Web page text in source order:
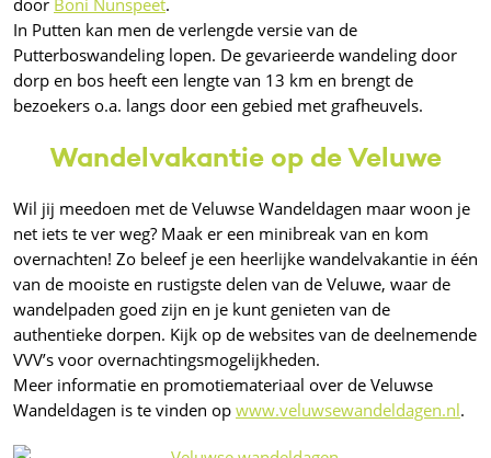
door Boni Nunspeet.
In Putten kan men de verlengde versie van de
Putterboswandeling lopen. De gevarieerde wandeling door
dorp en bos heeft een lengte van 13 km en brengt de
bezoekers o.a. langs door een gebied met grafheuvels.
Wandelvakantie op de Veluwe
Wil jij meedoen met de Veluwse Wandeldagen maar woon je
net iets te ver weg? Maak er een minibreak van en kom
overnachten! Zo beleef je een heerlijke wandelvakantie in één
van de mooiste en rustigste delen van de Veluwe, waar de
wandelpaden goed zijn en je kunt genieten van de
authentieke dorpen. Kijk op de websites van de deelnemende
VVV’s voor overnachtingsmogelijkheden.
Meer informatie en promotiemateriaal over de Veluwse
Wandeldagen is te vinden op www.veluwsewandeldagen.nl.